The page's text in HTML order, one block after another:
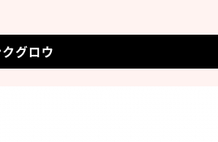
グロウ